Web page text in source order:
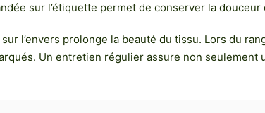
sur l’étiquette permet de conserver la douceur
sur l’envers prolonge la beauté du tissu. Lors du
Un entretien régulier assure non